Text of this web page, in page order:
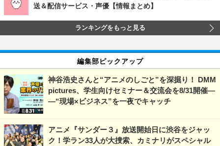
送＆配信サービス・声優【情報まとめ】
ランキングをもっと見る
編集部ピックアップ
神谷浩史さんと“アニメのしごと”を深掘り！ DMM
pictures、学生向けセミナー＆交流会を8/31開催―
―“現場×ビジネス”を一夜でキャッチ
アニメ『サンダー３』放送開始日に渋谷をジャッ
ク！学ラン33人が大捜索、カミナリがスペシャル